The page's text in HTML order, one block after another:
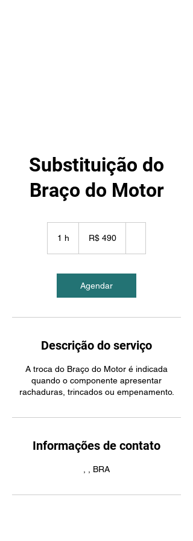
Substituição do
Braço do Motor
1 h
brasileiros
R$ 490
Agendar
Descrição do serviço
A troca do Braço do Motor é indicada
quando o componente apresentar
rachaduras, trincados ou empenamento.
Informações de contato
, , BRA